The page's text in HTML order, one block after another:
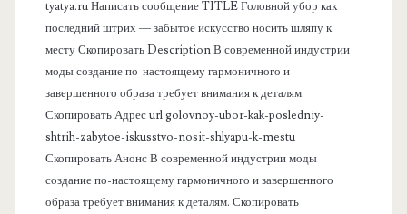
tyatya.ru Написать сообщение TITLE Головной убор как
последний штрих — забытое искусство носить шляпу к
месту Скопировать Description В современной индустрии
моды создание по-настоящему гармоничного и
завершенного образа требует внимания к деталям.
Скопировать Адрес url golovnoy-ubor-kak-posledniy-
shtrih-zabytoe-iskusstvo-nosit-shlyapu-k-mestu
Скопировать Анонс В современной индустрии моды
создание по-настоящему гармоничного и завершенного
образа требует внимания к деталям. Скопировать